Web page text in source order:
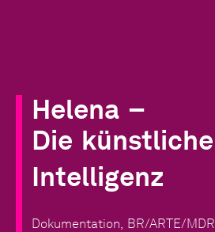
Helena –
Die künstliche
Intelligenz
Dokumentation, BR/ARTE/MDR